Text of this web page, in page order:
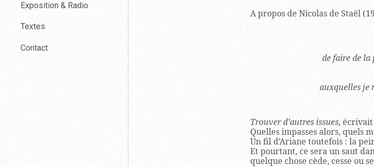
Exposition & Radio
Textes
Contact
A propos de Nicolas de Staël
de faire de la
auxquelles je
Trouver d’autres issues, écrivait
Quelles impasses alors, quels
Un fil d’Ariane toutefois : la
Et pourtant, ce sera un saut
quelque chose cède, cesse ou